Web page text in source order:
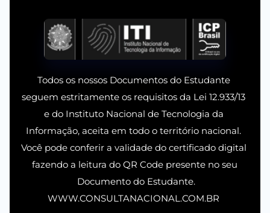
Todos os nossos Documentos do Estudante
seguem estritamente os requisitos da Lei 12.933/13
e do Instituto Nacional de Tecnologia da
Informação, aceita em todo o território nacional.
Você pode conferir a validade do certificado digital
fazendo a leitura do QR Code presente no seu
Documento do Estudante.
WWW.CONSULTANACIONAL.COM.BR